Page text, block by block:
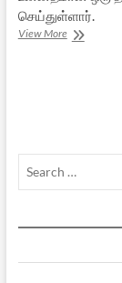
செய்துள்ளார்.
View More